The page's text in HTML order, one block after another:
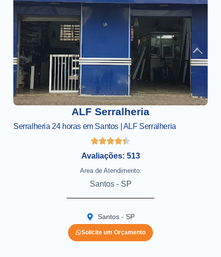
ALF Serralheria
Serralheria 24 horas em Santos | ALF Serralheria
Avaliações: 513
Area de Atendimento:
Santos - SP
Santos - SP
Solicite um Orçamento